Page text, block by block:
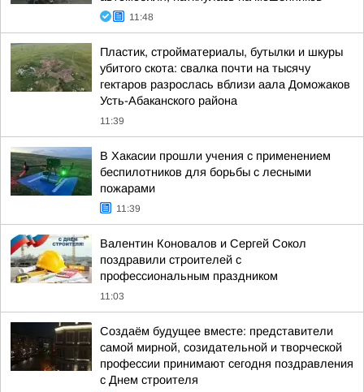
11:48
Пластик, стройматериалы, бутылки и шкуры
убитого скота: свалка почти на тысячу
гектаров разрослась вблизи аала Доможаков
Усть-Абаканского района
11:39
В Хакасии прошли учения с применением
беспилотников для борьбы с лесными
пожарами
11:39
Валентин Коновалов и Сергей Сокол
поздравили строителей с
профессиональным праздником
11:03
Создаём будущее вместе: представители
самой мирной, созидательной и творческой
профессии принимают сегодня поздравления
с Днем строителя